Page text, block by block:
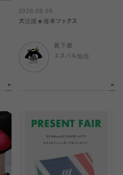
2026.06.05
大活躍★撥水ソックス
靴下屋
エスパル仙台